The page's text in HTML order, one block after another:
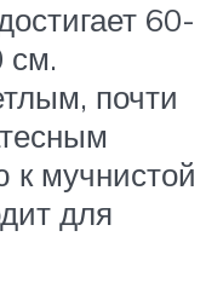
60-
см.
почти
к мучнистой
для